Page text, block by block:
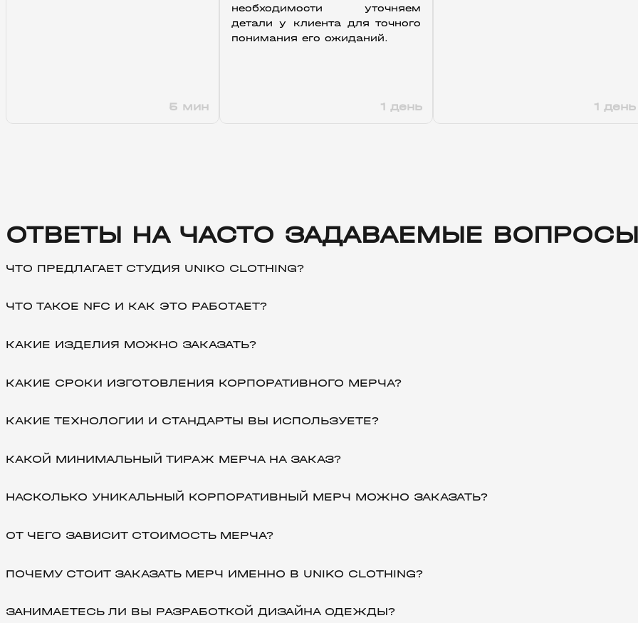
5 мин
необходимости уточняем
детали у клиента для точного
понимания его ожиданий.
1 день 1 день
ОТВЕТЫ НА ЧАСТО ЗАДАВАЕМЫЕ ВОПРОСЫ
ЧТО ПРЕДЛАГАЕТ СТУДИЯ UNIKO CLOTHING?
ЧТО ТАКОЕ NFC И КАК ЭТО РАБОТАЕТ?
КАКИЕ ИЗДЕЛИЯ МОЖНО ЗАКАЗАТЬ?
КАКИЕ СРОКИ ИЗГОТОВЛЕНИЯ КОРПОРАТИВНОГО МЕРЧА?
КАКИЕ ТЕХНОЛОГИИ И СТАНДАРТЫ ВЫ ИСПОЛЬЗУЕТЕ?
КАКОЙ МИНИМАЛЬНЫЙ ТИРАЖ МЕРЧА НА ЗАКАЗ?
НАСКОЛЬКО УНИКАЛЬНЫЙ КОРПОРАТИВНЫЙ МЕРЧ МОЖНО ЗАКАЗАТЬ?
ОТ ЧЕГО ЗАВИСИТ СТОИМОСТЬ МЕРЧА?
ПОЧЕМУ СТОИТ ЗАКАЗАТЬ МЕРЧ ИМЕННО В UNIKO CLOTHING?
ЗАНИМАЕТЕСЬ ЛИ ВЫ РАЗРАБОТКОЙ ДИЗАЙНА ОДЕЖДЫ?